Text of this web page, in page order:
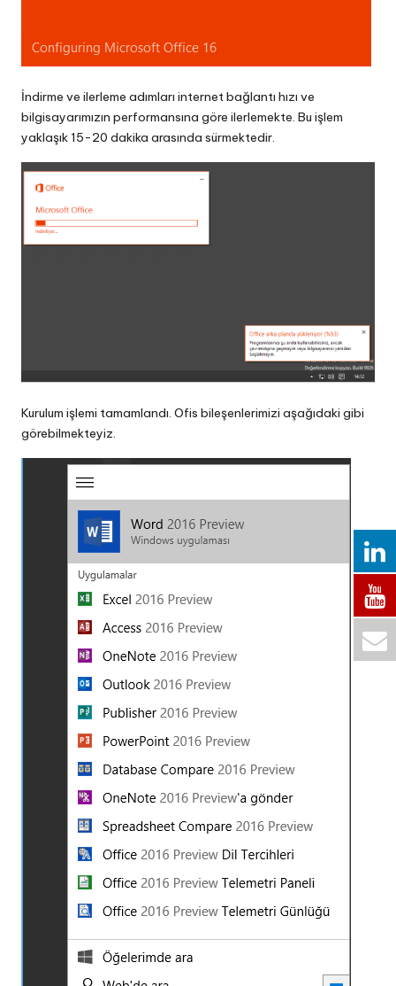
İndirme ve ilerleme adımları internet bağlantı hızı ve
bilgisayarımızın performansına göre ilerlemekte. Bu işlem
yaklaşık 15-20 dakika arasında sürmektedir.
Kurulum işlemi tamamlandı. Ofis bileşenlerimizi aşağıdaki gibi
görebilmekteyiz.